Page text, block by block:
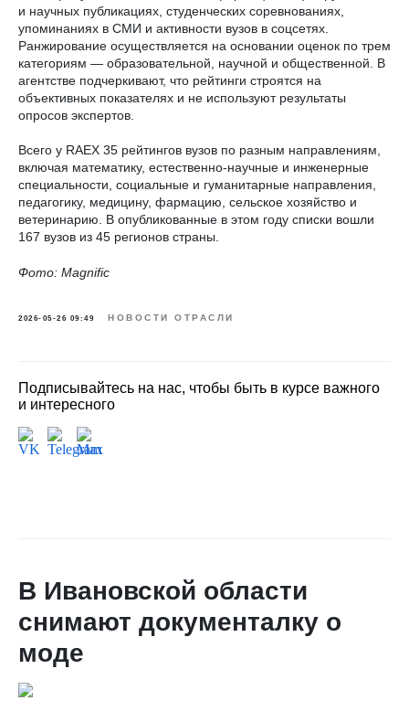
и научных публикациях, студенческих соревнованиях,
упоминаниях в СМИ и активности вузов в соцсетях.
Ранжирование осуществляется на основании оценок по трем
категориям — образовательной, научной и общественной. В
агентстве подчеркивают, что рейтинги строятся на
объективных показателях и не используют результаты
опросов экспертов.
Всего у RAEX 35 рейтингов вузов по разным направлениям,
включая математику, естественно-научные и инженерные
специальности, социальные и гуманитарные направления,
педагогику, медицину, фармацию, сельское хозяйство и
ветеринарию. В опубликованные в этом году списки вошли
167 вузов из 45 регионов страны.
Фото: Magnific
2026-05-26 09:49 НОВОСТИ ОТРАСЛИ
Подписывайтесь на нас, чтобы быть в курсе важного
и интересного
В Ивановской области
снимают документалку о
моде